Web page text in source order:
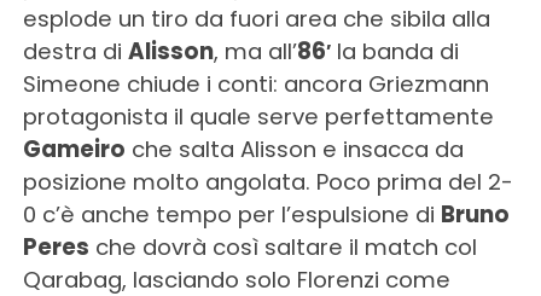
esplode un tiro da fuori area che sibila alla
destra di Alisson, ma all’86′la banda di
Simeone chiude i conti: ancora Griezmann
protagonista il quale serve perfettamente
Gameiro che salta Alisson e insacca da
posizione molto angolata. Poco prima del 2-
0 c’è anche tempo per l’espulsione di Bruno
Peres che dovrà così saltare il match col
Qarabag, lasciando solo Florenzi come